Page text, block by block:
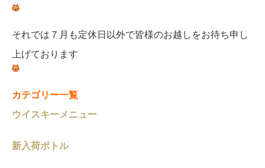
それでは７月も定休日以外で皆様のお越しをお待ち申し
上げております
カテゴリー一覧
ウイスキーメニュー
新入荷ボトル